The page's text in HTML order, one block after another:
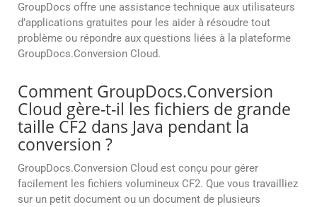
GroupDocs offre une assistance technique aux utilisateurs
d’applications gratuites pour les aider à résoudre tout
problème ou répondre aux questions liées à la plateforme
GroupDocs.Conversion Cloud.
Comment GroupDocs.Conversion
Cloud gère-t-il les fichiers de grande
taille CF2 dans Java pendant la
conversion ?
GroupDocs.Conversion Cloud est conçu pour gérer
facilement les fichiers volumineux CF2. Que vous travailliez
sur un petit document ou un document de plusieurs